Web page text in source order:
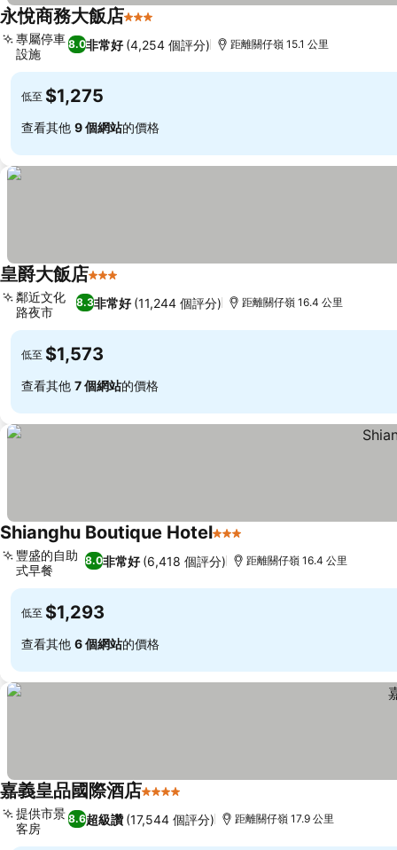
永悅商務大飯店3 星級
8.0非常好 (4,254 個評分)
專屬停車
設施
距離關仔嶺 15.1 公里
低至 $1,275
查看其他 9 個網站的價格
皇爵大飯店3 星級
8.3非常好 (11,244 個評分)
鄰近文化
路夜市
距離關仔嶺 16.4 公里
低至 $1,573
查看其他 7 個網站的價格
Shianghu Boutique Hotel3 星級
8.0非常好 (6,418 個評分)
豐盛的自助
式早餐
距離關仔嶺 16.4 公里
低至 $1,293
查看其他 6 個網站的價格
嘉義皇品國際酒店4 星級
8.6超級讚 (17,544 個評分)
提供市景
客房
距離關仔嶺 17.9 公里